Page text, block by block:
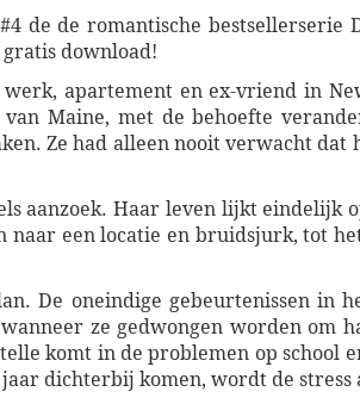
de de romantische
gratis download!
apartement en ex-vriend in
Maine, met de behoefte
Ze had alleen nooit verwacht
aanzoek. Haar leven lijkt eindelijk
naar een locatie en bruidsjurk, tot
De oneindige gebeurtenissen in
ze gedwongen worden om
komt in de problemen op school
dichterbij komen, wordt de stress